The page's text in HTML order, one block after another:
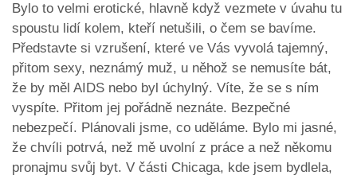
Bylo to velmi erotické, hlavně když vezmete v úvahu tu
spoustu lidí kolem, kteří netušili, o čem se bavíme.
Představte si vzrušení, které ve Vás vyvolá tajemný,
přitom sexy, neznámý muž, u něhož se nemusíte bát,
že by měl AIDS nebo byl úchylný. Víte, že se s ním
vyspíte. Přitom jej pořádně neznáte. Bezpečné
nebezpečí. Plánovali jsme, co uděláme. Bylo mi jasné,
že chvíli potrvá, než mě uvolní z práce a než někomu
pronajmu svůj byt. V části Chicaga, kde jsem bydlela,